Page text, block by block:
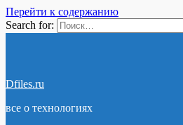
Перейти к содержанию
Search for:
Dfiles.ru
все о технологиях